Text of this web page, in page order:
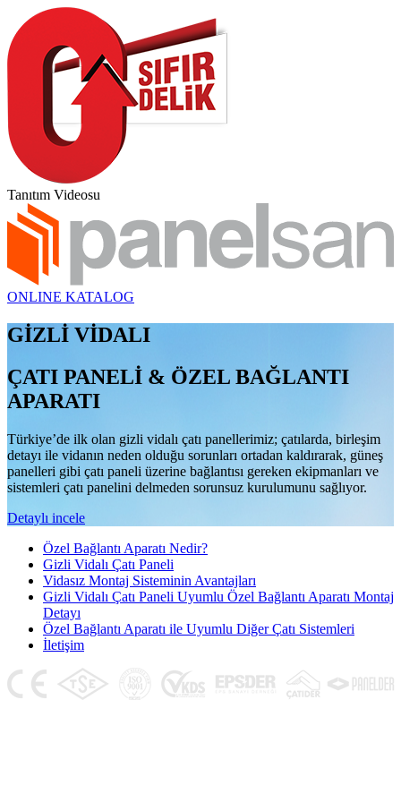
Tanıtım Videosu
ONLINE KATALOG
GİZLİ VİDALI
ÇATI PANELİ & ÖZEL BAĞLANTI
APARATI
Türkiye’de ilk olan gizli vidalı çatı panellerimiz; çatılarda, birleşim
detayı ile vidanın neden olduğu sorunları ortadan kaldırarak, güneş
panelleri gibi çatı paneli üzerine bağlantısı gereken ekipmanları ve
sistemleri çatı panelini delmeden sorunsuz kurulumunu sağlıyor.
Detaylı incele
Özel Bağlantı Aparatı Nedir?
Gizli Vidalı Çatı Paneli
Vidasız Montaj Sisteminin Avantajları
Gizli Vidalı Çatı Paneli Uyumlu Özel Bağlantı Aparatı Montaj
Detayı
Özel Bağlantı Aparatı ile Uyumlu Diğer Çatı Sistemleri
İletişim